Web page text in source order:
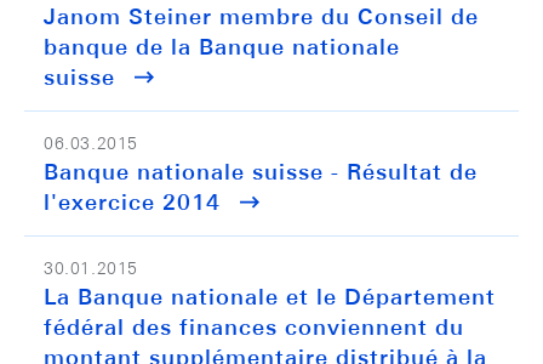
Janom Steiner membre du Conseil de
banque de la Banque nationale
suisse
06.03.2015
Banque nationale suisse - Résultat de
l'exercice 2014
30.01.2015
La Banque nationale et le Département
fédéral des finances conviennent du
montant supplémentaire distribué à la